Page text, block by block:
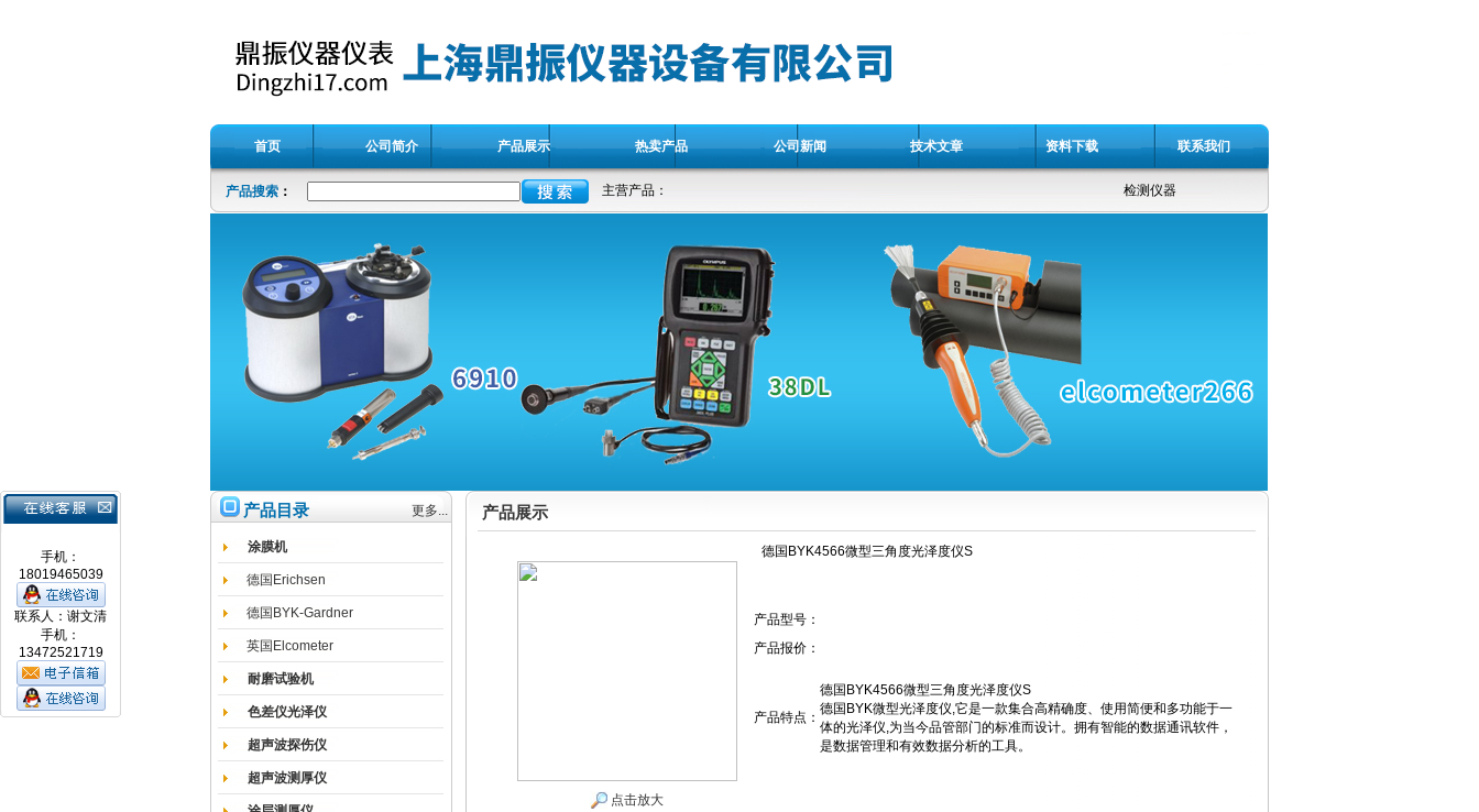
首页 公司简介 产品展示 热卖产品 公司新闻 技术文章 资料下载 联系我们
产品搜索 ： 主营产品： 检测仪器
手机：
18019465039
联系人：谢文清
手机：
13472521719
产品目录 更多...
涂膜机
德国Erichsen
德国BYK-Gardner
英国Elcometer
耐磨试验机
色差仪光泽仪
超声波探伤仪
超声波测厚仪
产品展示
德国BYK4566微型三角度光泽度仪S
点击放大
产品型号：
产品报价：
产品特点：
德国BYK4566微型三角度光泽度仪S
德国BYK微型光泽度仪,它是一款集合高精确度、使用简便和多功能于一
体的光泽仪,为当今品管部门的标准而设计。拥有智能的数据通讯软件，
是数据管理和有效数据分析的工具。